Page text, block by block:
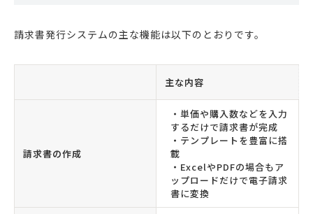
請求書発行システムの主な機能は以下のとおりです。
主な内容
請求書の作成
・単価や購入数などを入力
するだけで請求書が完成
・テンプレートを豊富に搭
載
・ExcelやPDFの場合もア
ップロードだけで電子請求
書に変換